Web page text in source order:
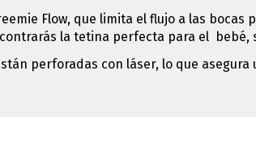
Flow, que limita el flujo a las
la tetina perfecta para el bebé,
perforadas con láser, lo que asegura